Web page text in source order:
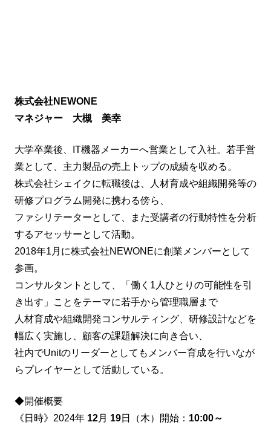
株式会社NEWONE
マネジャー 大槻 美幸
大学卒業後、IT機器メーカーへ営業として入社。若手営
業として、主力製品の売上トップの成績を収める。
株式会社シェイクに転職後は、人材育成や組織開発等の
研修プログラム開発に携わる傍ら、
ファシリテーターとして、また受講者の行動特性を分析
するアセッサーとして活動。
2018年1月に株式会社NEWONEに創業メンバーとして
参画。
コンサルタントとして、「働く1人ひとりの可能性を引
き出す」ことをテーマに若手から管理職層まで
人材育成や組織開発コンサルティング、研修設計などを
幅広く実施し、顧客の課題解決に向き合い、
社内でUnitのリーダーとしてもメンバー育成を行いなが
らプレイヤーとして活動している。
◆開催概要
《日時》2024年 12月 19日（木）開始： 10:00～